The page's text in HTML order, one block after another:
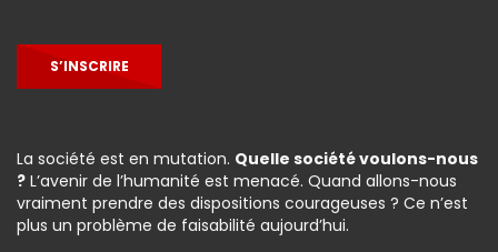
S’INSCRIRE
La société est en mutation. Quelle société voulons-nous
? L’avenir de l’humanité est menacé. Quand allons-nous
vraiment prendre des dispositions courageuses ? Ce n’est
plus un problème de faisabilité aujourd’hui.